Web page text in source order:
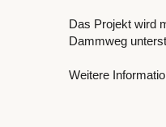
Das Projekt wird
Dammweg
Weitere